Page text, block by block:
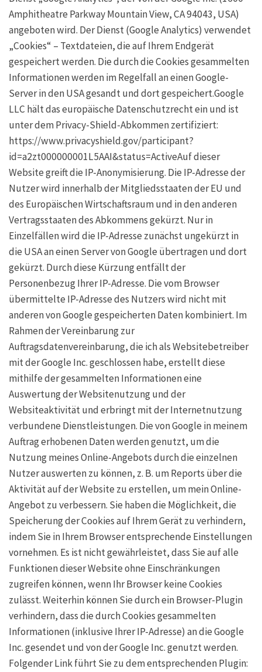
Amphitheatre Parkway Mountain View, CA 94043, USA)
angeboten wird. Der Dienst (Google Analytics) verwendet
„Cookies“ – Textdateien, die auf Ihrem Endgerät
gespeichert werden. Die durch die Cookies gesammelten
Informationen werden im Regelfall an einen Google-
Server in den USA gesandt und dort gespeichert.Google
LLC hält das europäische Datenschutzrecht ein und ist
unter dem Privacy-Shield-Abkommen zertifiziert:
https://www.privacyshield.gov/participant?
id=a2zt000000001L5AAI&status=ActiveAuf dieser
Website greift die IP-Anonymisierung. Die IP-Adresse der
Nutzer wird innerhalb der Mitgliedsstaaten der EU und
des Europäischen Wirtschaftsraum und in den anderen
Vertragsstaaten des Abkommens gekürzt. Nur in
Einzelfällen wird die IP-Adresse zunächst ungekürzt in
die USA an einen Server von Google übertragen und dort
gekürzt. Durch diese Kürzung entfällt der
Personenbezug Ihrer IP-Adresse. Die vom Browser
übermittelte IP-Adresse des Nutzers wird nicht mit
anderen von Google gespeicherten Daten kombiniert. Im
Rahmen der Vereinbarung zur
Auftragsdatenvereinbarung, die ich als Websitebetreiber
mit der Google Inc. geschlossen habe, erstellt diese
mithilfe der gesammelten Informationen eine
Auswertung der Websitenutzung und der
Websiteaktivität und erbringt mit der Internetnutzung
verbundene Dienstleistungen. Die von Google in meinem
Auftrag erhobenen Daten werden genutzt, um die
Nutzung meines Online-Angebots durch die einzelnen
Nutzer auswerten zu können, z. B. um Reports über die
Aktivität auf der Website zu erstellen, um mein Online-
Angebot zu verbessern. Sie haben die Möglichkeit, die
Speicherung der Cookies auf Ihrem Gerät zu verhindern,
indem Sie in Ihrem Browser entsprechende Einstellungen
vornehmen. Es ist nicht gewährleistet, dass Sie auf alle
Funktionen dieser Website ohne Einschränkungen
zugreifen können, wenn Ihr Browser keine Cookies
zulässt. Weiterhin können Sie durch ein Browser-Plugin
verhindern, dass die durch Cookies gesammelten
Informationen (inklusive Ihrer IP-Adresse) an die Google
Inc. gesendet und von der Google Inc. genutzt werden.
Folgender Link führt Sie zu dem entsprechenden Plugin: